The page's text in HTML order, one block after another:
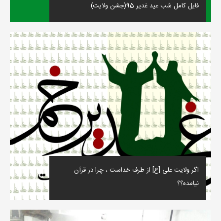
فایل کامل شب عید غدیر 95(جشن ولایت)
اگر ولایت علی [ع] از طرف خداست ، چرا در قرآن
نیامده؟؟